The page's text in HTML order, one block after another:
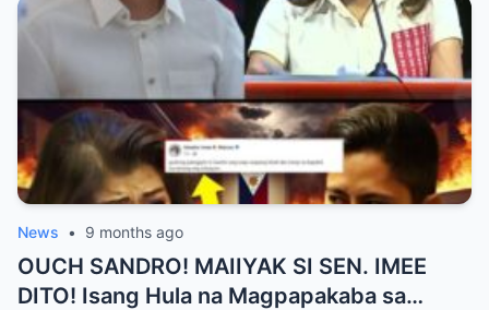
News • 9 months ago
OUCH SANDRO! MAIIYAK SI SEN. IMEE
DITO! Isang Hula na Magpapakaba sa